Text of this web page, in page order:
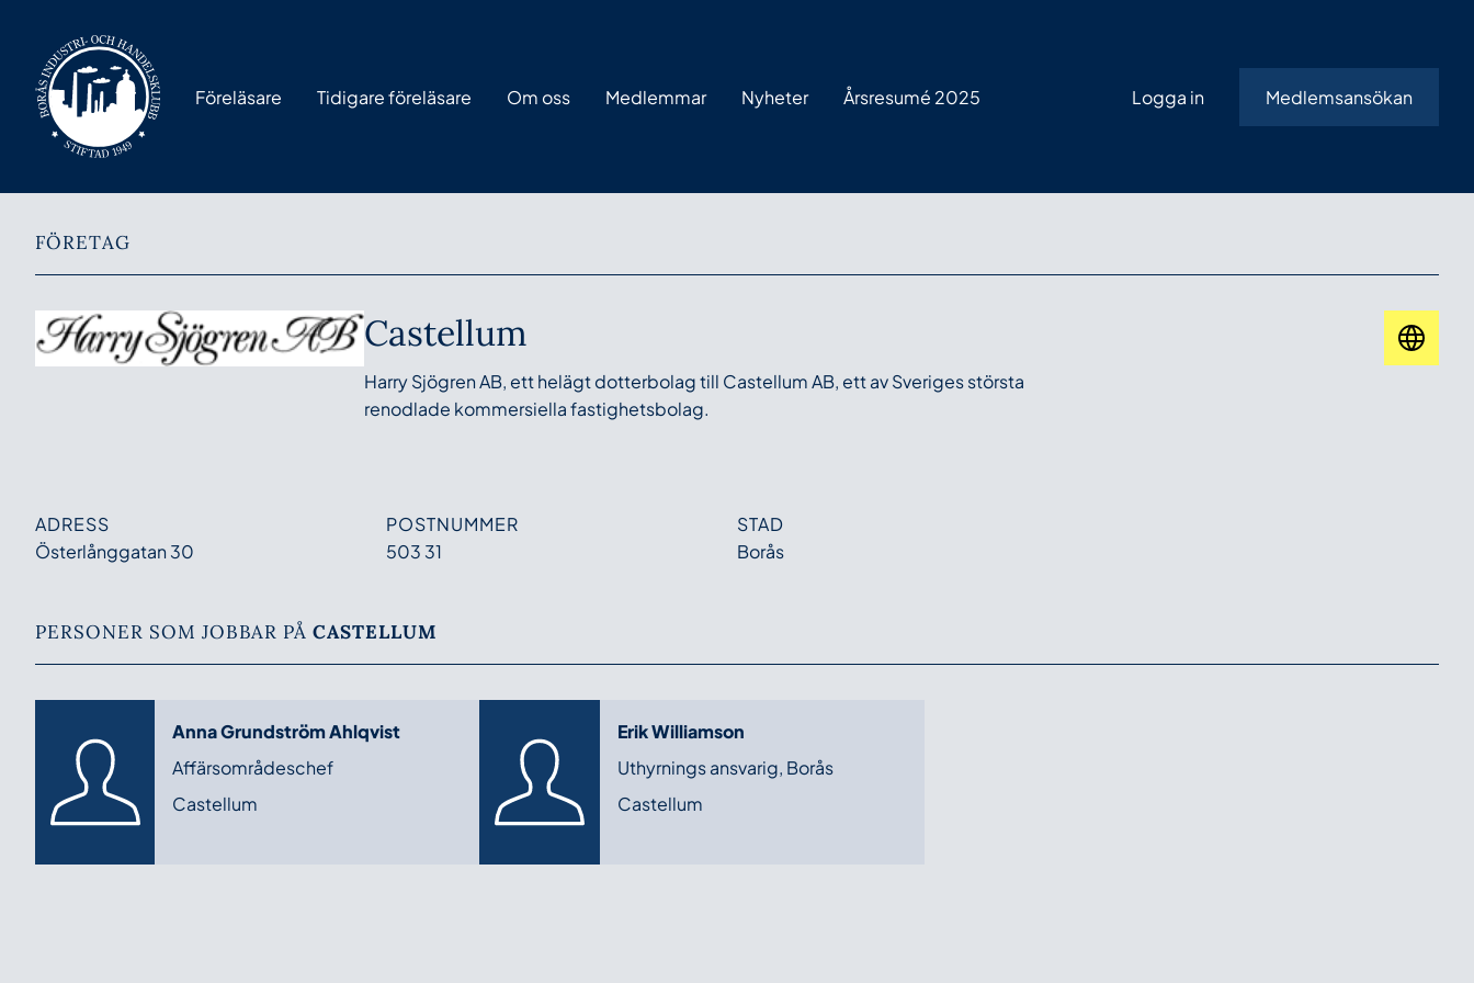
Föreläsare Tidigare föreläsare Om oss Medlemmar Nyheter Årsresumé 2025 Logga in Medlemsansökan
FÖRETAG
Castellum
Harry Sjögren AB, ett helägt dotterbolag till Castellum AB, ett av Sveriges största
renodlade kommersiella fastighetsbolag.
ADRESS
Österlånggatan 30
POSTNUMMER
503 31
STAD
Borås
PERSONER SOM JOBBAR PÅ CASTELLUM
Anna Grundström Ahlqvist
Affärsområdeschef
Castellum
Erik Williamson
Uthyrnings ansvarig, Borås
Castellum